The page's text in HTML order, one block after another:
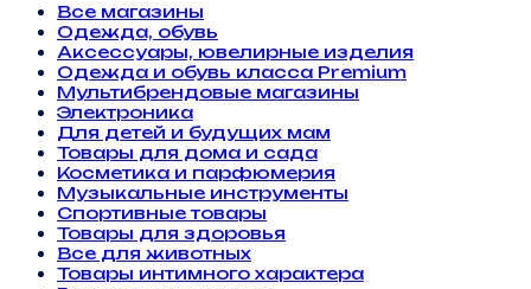
Все магазины
Одежда, обувь
Аксессуары, ювелирные изделия
Одежда и обувь класса Premium
Мультибрендовые магазины
Электроника
Для детей и будущих мам
Товары для дома и сада
Косметика и парфюмерия
Музыкальные инструменты
Спортивные товары
Товары для здоровья
Все для животных
Товары интимного характера